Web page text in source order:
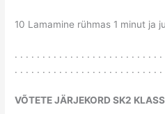
10 Lamamine rühmas 1 minut ja
. . . . . . . . . . . . . . . . . . . . . . . . . .
. . . . . . . . . . . . . . . . . . . . . . . . . . .
VÕTETE JÄRJEKORD SK2